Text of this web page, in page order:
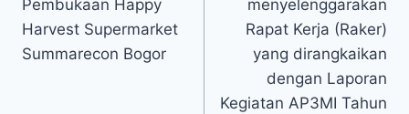
Pembukaan Happy
Harvest Supermarket
Summarecon Bogor
menyelenggarakan
Rapat Kerja (Raker)
yang dirangkaikan
dengan Laporan
Kegiatan AP3MI Tahun